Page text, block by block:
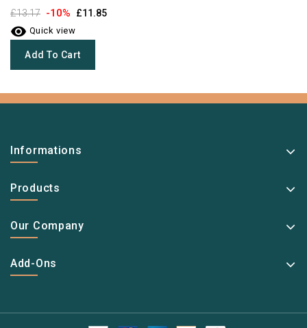
£13.17 -10% £11.85
 Quick view
Add To Cart
Informations
Products
Our Company
Add-Ons